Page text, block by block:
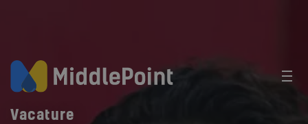
Vacature